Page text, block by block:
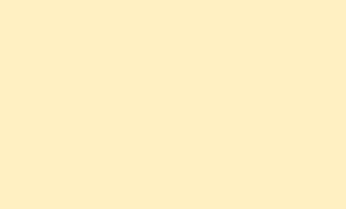
(1587). Malgré la
alors voulu
pour parfaire ses